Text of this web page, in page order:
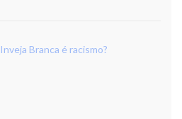
Inveja Branca é racismo?